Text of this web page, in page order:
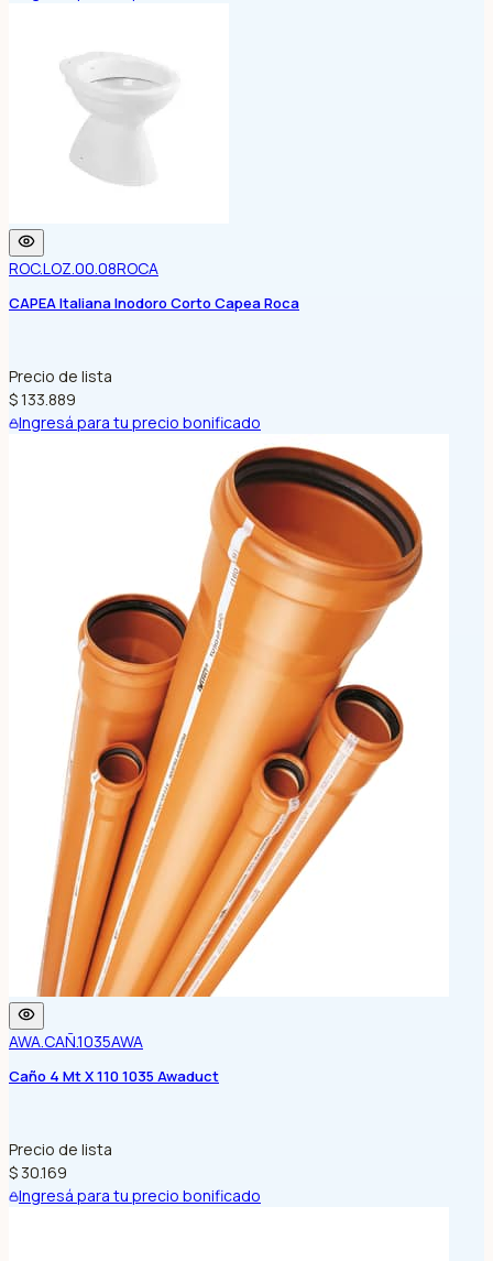
ROC.LOZ.00.08ROCA
CAPEA Italiana Inodoro Corto Capea Roca
Precio de lista
$ 133.889
Ingresá para tu precio bonificado
AWA.CAÑ.1035AWA
Caño 4 Mt X 110 1035 Awaduct
Precio de lista
$ 30.169
Ingresá para tu precio bonificado